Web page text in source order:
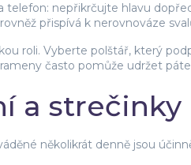
telefon: nepřikrčujte hlavu
přispívá k nerovnováze
roli. Vyberte polštář, který
často pomůže udržet
a strečinky
několikrát denně jsou